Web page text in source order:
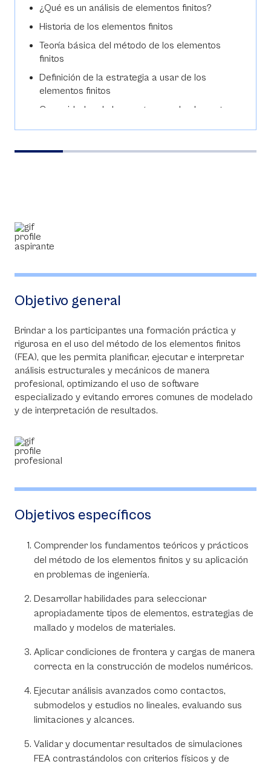
¿Qué es un análisis de elementos finitos?
Historia de los elementos finitos
Teoría básica del método de los elementos
finitos
Definición de la estrategia a usar de los
elementos finitos
Capacidades de los programas de elementos
finitos?
Objetivo general
Brindar a los participantes una formación práctica y
rigurosa en el uso del método de los elementos finitos
(FEA), que les permita planificar, ejecutar e interpretar
análisis estructurales y mecánicos de manera
profesional, optimizando el uso de software
especializado y evitando errores comunes de modelado
y de interpretación de resultados.
Objetivos específicos
Comprender los fundamentos teóricos y prácticos
del método de los elementos finitos y su aplicación
en problemas de ingeniería.
Desarrollar habilidades para seleccionar
apropiadamente tipos de elementos, estrategias de
mallado y modelos de materiales.
Aplicar condiciones de frontera y cargas de manera
correcta en la construcción de modelos numéricos.
Ejecutar análisis avanzados como contactos,
submodelos y estudios no lineales, evaluando sus
limitaciones y alcances.
Validar y documentar resultados de simulaciones
FEA contrastándolos con criterios físicos y de